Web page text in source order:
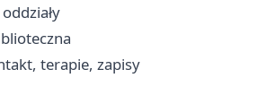
terapie, zapisy